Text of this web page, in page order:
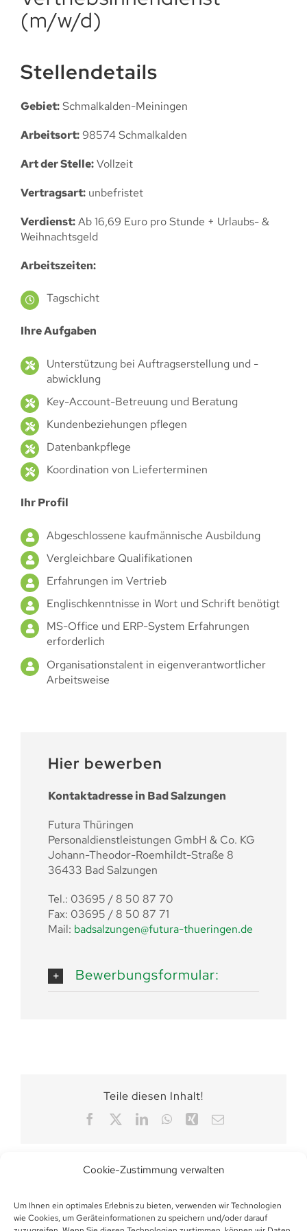
Cookie-Zustimmung verwalten
Um Ihnen ein optimales Erlebnis zu bieten, verwenden wir Technologien
wie Cookies, um Geräteinformationen zu speichern und/oder darauf
(m/w/d)
Stellendetails
Gebiet:Schmalkalden-Meiningen
Arbeitsort:98574 Schmalkalden
Art der Stelle:Vollzeit
Vertragsart: unbefristet
Verdienst:Ab 16,69 Euro pro Stunde + Urlaubs- &
Weihnachtsgeld
Arbeitszeiten:
Tagschicht
Ihre Aufgaben
Unterstützung bei Auftragserstellung und -
abwicklung
Key-Account-Betreuung und Beratung
Kundenbeziehungen pflegen
Datenbankpflege
Koordination von Lieferterminen
Ihr Profil
Abgeschlossene kaufmännische Ausbildung
Vergleichbare Qualifikationen
Erfahrungen im Vertrieb
Englischkenntnisse in Wort und Schrift benötigt
MS-Office und ERP-System Erfahrungen
erforderlich
Organisationstalent in eigenverantwortlicher
Arbeitsweise
Hier bewerben
Kontaktadresse in Bad Salzungen
Futura Thüringen
Personaldienstleistungen GmbH & Co. KG
Johann-Theodor-Roemhildt-Straße 8
36433 Bad Salzungen
Tel.: 03695 / 8 50 87 70
Fax: 03695 / 8 50 87 71
Mail: badsalzungen@futura-thueringen.de
Bewerbungsformular:
Teile diesen Inhalt!
Facebook LinkedInWhatsApp
XingE-